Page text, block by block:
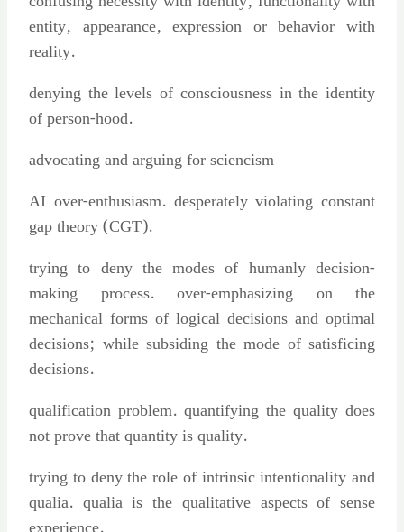
entity, appearance, expression or behavior with
reality.
denying the levels of consciousness in the identity
of person-hood.
advocating and arguing for sciencism
AI over-enthusiasm. desperately violating constant
gap theory (CGT).
trying to deny the modes of humanly decision-
making process. over-emphasizing on the
mechanical forms of logical decisions and optimal
decisions; while subsiding the mode of satisficing
decisions.
qualification problem. quantifying the quality does
not prove that quantity is quality.
trying to deny the role of intrinsic intentionality and
qualia. qualia is the qualitative aspects of sense